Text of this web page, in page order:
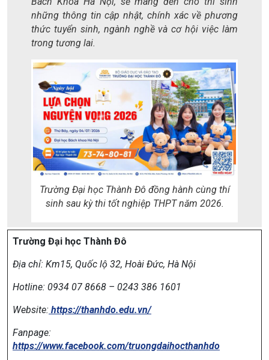
những thông tin cập nhật, chính xác về phương
thức tuyển sinh, ngành nghề và cơ hội việc làm
trong tương lai.
Trường Đại học Thành Đô đồng hành cùng thí
sinh sau kỳ thi tốt nghiệp THPT năm 2026.
Trường Đại học Thành Đô
Địa chỉ: Km15, Quốc lộ 32, Hoài Đức, Hà Nội
Hotline: 0934 07 8668 – 0243 386 1601
Website: https://thanhdo.edu.vn/
Fanpage:
https://www.facebook.com/truongdaihocthanhdo